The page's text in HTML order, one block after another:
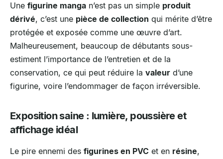
Une figurine manga n’est pas un simple produit
dérivé, c’est une pièce de collection qui mérite d’être
protégée et exposée comme une œuvre d’art.
Malheureusement, beaucoup de débutants sous-
estiment l’importance de l’entretien et de la
conservation, ce qui peut réduire la valeur d’une
figurine, voire l’endommager de façon irréversible.
Exposition saine : lumière, poussière et
affichage idéal
Le pire ennemi des figurines en PVC et en résine,